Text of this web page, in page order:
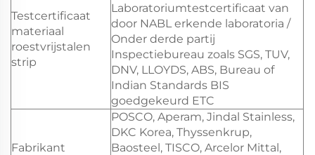
Testcertificaat
materiaal
roestvrijstalen
strip
Laboratoriumtestcertificaat van
door NABL erkende laboratoria /
Onder derde partij
Inspectiebureau zoals SGS, TUV,
DNV, LLOYDS, ABS, Bureau of
Indian Standards BIS
goedgekeurd ETC
Fabrikant
POSCO, Aperam, Jindal Stainless,
DKC Korea, Thyssenkrup,
Baosteel, TISCO, Arcelor Mittal,